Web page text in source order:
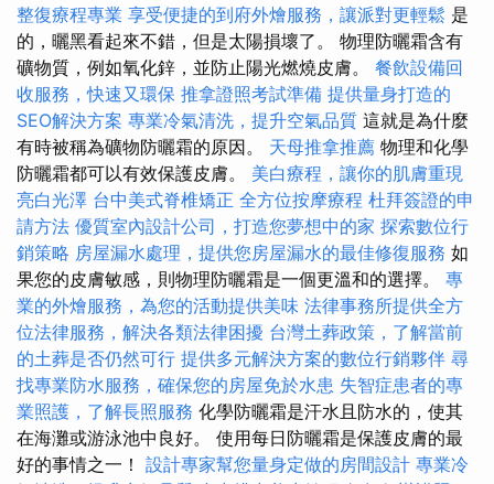
整復療程專業 享受便捷的到府外燴服務，讓派對更輕鬆 是
的，曬黑看起來不錯，但是太陽損壞了。 物理防曬霜含有
礦物質，例如氧化鋅，並防止陽光燃燒皮膚。 餐飲設備回
收服務，快速又環保 推拿證照考試準備 提供量身打造的
SEO解決方案 專業冷氣清洗，提升空氣品質 這就是為什麼
有時被稱為礦物防曬霜的原因。 天母推拿推薦 物理和化學
防曬霜都可以有效保護皮膚。 美白療程，讓你的肌膚重現
亮白光澤 台中美式脊椎矯正 全方位按摩療程 杜拜簽證的申
請方法 優質室內設計公司，打造您夢想中的家 探索數位行
銷策略 房屋漏水處理，提供您房屋漏水的最佳修復服務 如
果您的皮膚敏感，則物理防曬霜是一個更溫和的選擇。 專
業的外燴服務，為您的活動提供美味 法律事務所提供全方
位法律服務，解決各類法律困擾 台灣土葬政策，了解當前
的土葬是否仍然可行 提供多元解決方案的數位行銷夥伴 尋
找專業防水服務，確保您的房屋免於水患 失智症患者的專
業照護，了解長照服務 化學防曬霜是汗水且防水的，使其
在海灘或游泳池中良好。 使用每日防曬霜是保護皮膚的最
好的事情之一！ 設計專家幫您量身定做的房間設計 專業冷